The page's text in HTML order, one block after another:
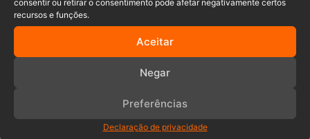
consentir ou retirar o consentimento pode afetar negativamente certos
recursos e funções.
Aceitar
Negar
Preferências
Declaração de privacidade
(TJSC) concedeu a ele habeas corpus, garantindo o direito
de responder ao processo em liberdade. A decisão
revoltou novamente a comunidade que, mais uma vez, foi
às ruas protestar.
Seis meses após a decisão, a Prefeitura de Gaspar
concluiu o inquérito administrativo aberto para apurar a
conduta do funcionário e acabou decidindo pela demissão